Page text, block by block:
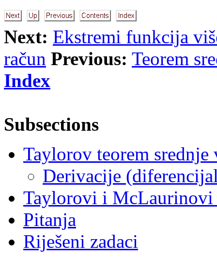
Next: Ekstremi funkcija
račun Previous: Teorem
Index
Subsections
Taylorov teorem
Derivacije
Taylorovi i McLaurinovi
Pitanja
Riješeni zadaci